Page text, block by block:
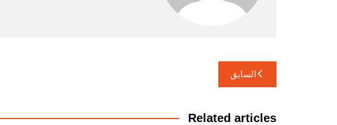
تصفّح
المقالات
السابق
Related articles